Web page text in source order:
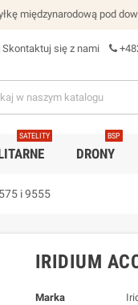
międzynarodową pod
Skontaktuj się z nami
SATELITY
DRONY
BSP
i 9555
IRIDIUM
Marka